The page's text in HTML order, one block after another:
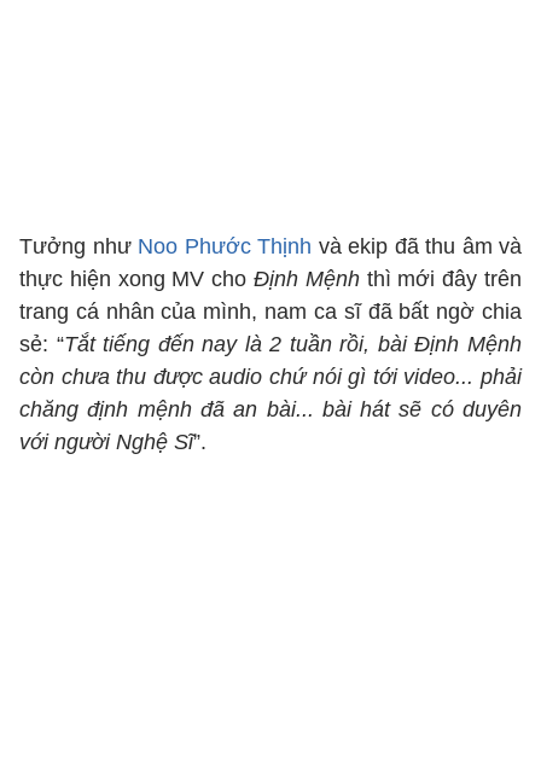
Tưởng như Noo Phước Thịnh và ekip đã thu âm và
thực hiện xong MV cho Định Mệnhthì mới đây trên
trang cá nhân của mình, nam ca sĩ đã bất ngờ chia
sẻ: “Tắt tiếng đến nay là 2 tuần rồi, bài Định Mệnh
còn chưa thu được audio chứ nói gì tới video... phải
chăng định mệnh đã an bài... bài hát sẽ có duyên
với người Nghệ Sĩ”.